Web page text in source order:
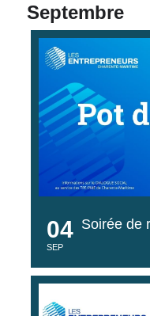
Septembre
04
SEP
Soirée de